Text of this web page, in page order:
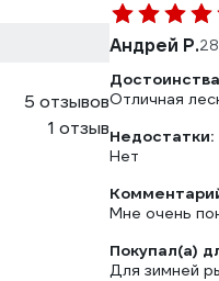
5 отзывов
1 отзыв
Андрей Р.
Отличная
Недостатки:
Нет
Мне очень
Покупал(а)
Для зимней